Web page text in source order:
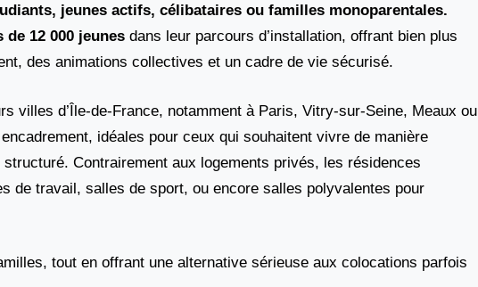
jeunes actifs, célibataires ou familles monoparentales.
de 12 000 jeunes dans leur parcours d’installation, offrant bien plus
des animations collectives et un cadre de vie sécurisé.
villes d’Île-de-France, notamment à Paris, Vitry-sur-Seine, Meaux ou
idéales pour ceux qui souhaitent vivre de manière
Contrairement aux logements privés, les résidences
de travail, salles de sport, ou encore salles polyvalentes pour
tout en offrant une alternative sérieuse aux colocations parfois